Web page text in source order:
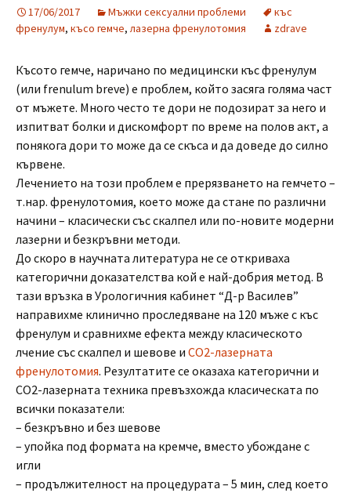
17/06/2017 Мъжки сексуални проблеми
къс
френулум, късо гемче, лазерна френулотомия zdrave
Късото гемче, наричано по медицински къс френулум
(или frenulum breve) е проблем, който засяга голяма част
от мъжете. Много често те дори не подозират за него и
изпитват болки и дискомфорт по време на полов акт, а
понякога дори то може да се скъса и да доведе до силно
кървене.
Лечението на този проблем е прерязването на гемчето –
т.нар. френулотомия, което може да стане по различни
начини – класически със скалпел или по-новите модерни
лазерни и безкръвни методи.
До скоро в научната литература не се откриваха
категорични доказателства кой е най-добрия метод. В
тази връзка в Урологичния кабинет “Д-р Василев”
направихме клинично проследяване на 120 мъже с къс
френулум и сравнихме ефекта между класическото
лчение със скалпел и шевове и CO2-лазерната
френулотомия. Резултатите се оказаха категорични и
СО2-лазерната техника превъзхожда класическата по
всички показатели:
– безкръвно и без шевове
– упойка под формата на кремче, вместо убождане с
игли
– продължителност на процедурата – 5 мин, след което